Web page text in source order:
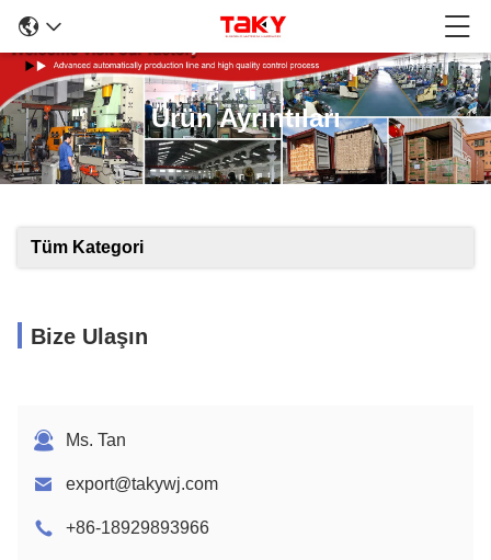
Ürün Ayrıntıları
Tüm Kategori
Bize Ulaşın
Ms. Tan
export@takywj.com
+86-18929893966